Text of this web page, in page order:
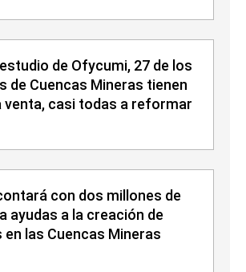
de Ofycumi, 27 de los
de Cuencas Mineras tienen
venta, casi todas a reformar
con dos millones de
ayudas a la creación de
en las Cuencas Mineras